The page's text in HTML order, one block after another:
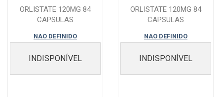
ORLISTATE 120MG 84
CAPSULAS
NAO DEFINIDO
INDISPONÍVEL
ORLISTATE 120MG 84
CAPSULAS
NAO DEFINIDO
INDISPONÍVEL